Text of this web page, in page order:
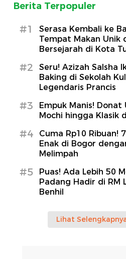
Berita Terpopuler
#1
Serasa Kembali ke
Tempat Makan Unik
Bersejarah di Kota
#2
Seru! Azizah Salsha
Baking di Sekolah
Legendaris Prancis
#3
Empuk Manis! Donat
Mochi hingga Klasik
#4
Cuma Rp10 Ribuan!
Enak di Bogor
Melimpah
#5
Puas! Ada Lebih 50
Padang Hadir di RM
Benhil
Lihat